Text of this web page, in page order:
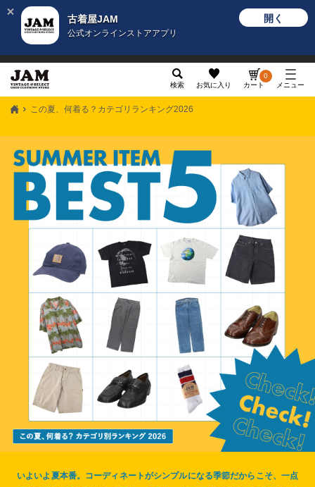
古着屋JAM
公式オンラインストアアプリ
開く
検索 お気に入り カート
0
メニュー
この夏、何着る？カテゴリランキング2026
いよいよ夏本番。コーディネートがシンプルになる季節だからこそ、一点